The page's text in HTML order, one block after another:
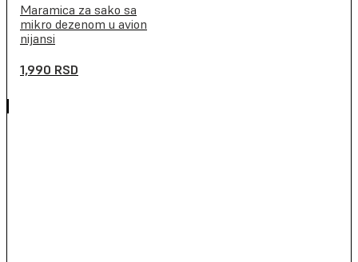
Maramica za sako sa
mikro dezenom u avion
nijansi
1,990 RSD